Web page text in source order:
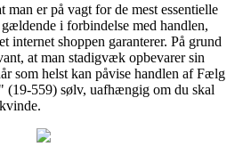
man er på vagt for de mest essentielle
i forbindelse med handlen,
internet shoppen garanterer. På grund
at man stadigvæk opbevarer sin
som helst kan påvise handlen af Fælg
(19-559) sølv, uafhængig om du skal